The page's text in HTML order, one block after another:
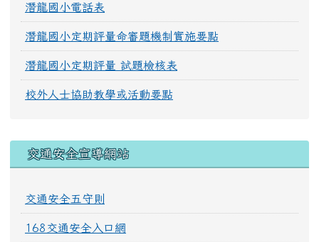
潛龍國小電話表
潛龍國小定期評量命審題機制實施要點
潛龍國小定期評量 試題檢核表
校外人士協助教學或活動要點
交通安全宣導網站
交通安全五守則
168交通安全入口網